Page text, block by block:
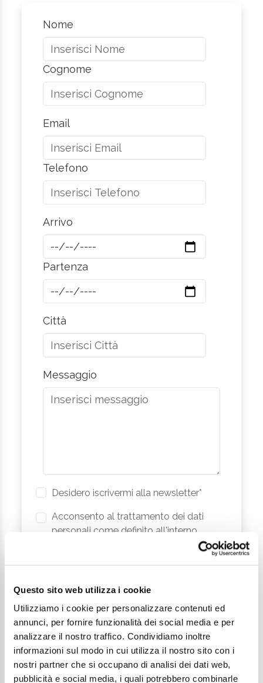
Questo sito web utilizza i cookie
Utilizziamo i cookie per personalizzare contenuti ed
annunci, per fornire funzionalità dei social media e per
analizzare il nostro traffico. Condividiamo inoltre
informazioni sul modo in cui utilizza il nostro sito con i
nostri partner che si occupano di analisi dei dati web,
pubblicità e social media, i quali potrebbero combinarle
Nome
Cognome
Email
Telefono
Arrivo
Partenza
Città
Messaggio
Desidero iscrivermi alla newsletter*
Acconsento al trattamento dei dati
personali come definito all'interno